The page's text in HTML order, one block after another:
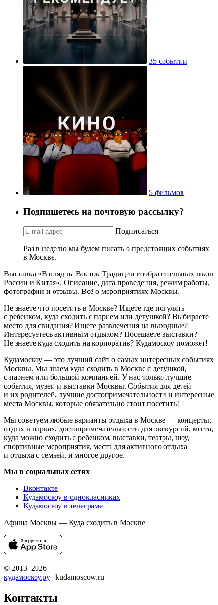
35 событий
5 фильмов
Подпишетесь на почтовую рассылку?
Подписаться
Раз в неделю мы будем писать о предстоящих событиях
в Москве.
Выставка «Взгляд на Восток Традиции изобразительных школ
России и Китая». Описание, дата проведения, режим работы,
фотографии и отзывы. Всё о мероприятиях Москвы.
Не знаете что посетить в Москве? Ищете где погулять
с ребенком, куда сходить с парнем или девушкой? Выбираете
место для свидания? Ищете развлечения на выходные?
Интересуетесь активным отдыхом? Посещаете выставки?
Не знаете куда сходить на корпоратив? Кудамоскоу поможет!
Кудамоскоу — это лучший сайт о самых интересных событиях
Москвы. Мы знаем куда сходить в Москве с девушкой,
с парнем или большой компанией. У нас только лучшие
события, музеи и выставки Москвы. События для детей
и их родителей, лучшие достопримечательности и интересные
места Москвы, которые обязательно стоит посетить!
Мы советуем любые варианты отдыха в Москве — концерты,
отдых в парках, достопримечательности для экскурсий, места,
куда можно сходить с ребенком, выставки, театры, шоу,
спортивные мероприятия, места для активного отдыха
и отдыха с семьей, и многое другое.
Мы в социальных сетях
Вконтакте
Кудамоскоу в однокласниках
Кудамоскоу в телеграме
Афиша Москвы — Куда сходить в Москве
© 2013–2026
кудамоскоу.ру | kudamoscow.ru
Контакты